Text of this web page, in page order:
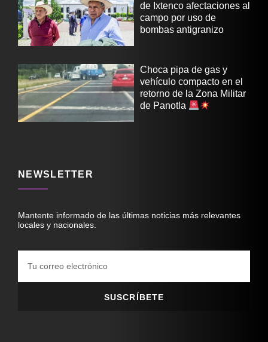
de Ixtenco afectaciones al
campo por uso de
bombas antigranizo
Choca pipa de gas y
vehículo compacto en el
retorno de la Zona Militar
de Panotla
NEWSLETTER
Mantente informado de las últimas noticias más relevantes
locales y nacionales.
SUSCRÍBETE